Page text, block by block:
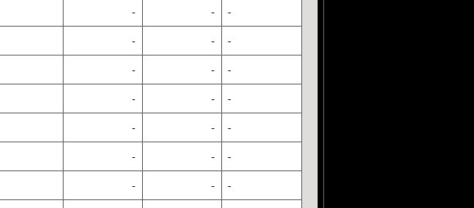
- - -
- - -
- - -
- - -
- - -
- - -
- - -